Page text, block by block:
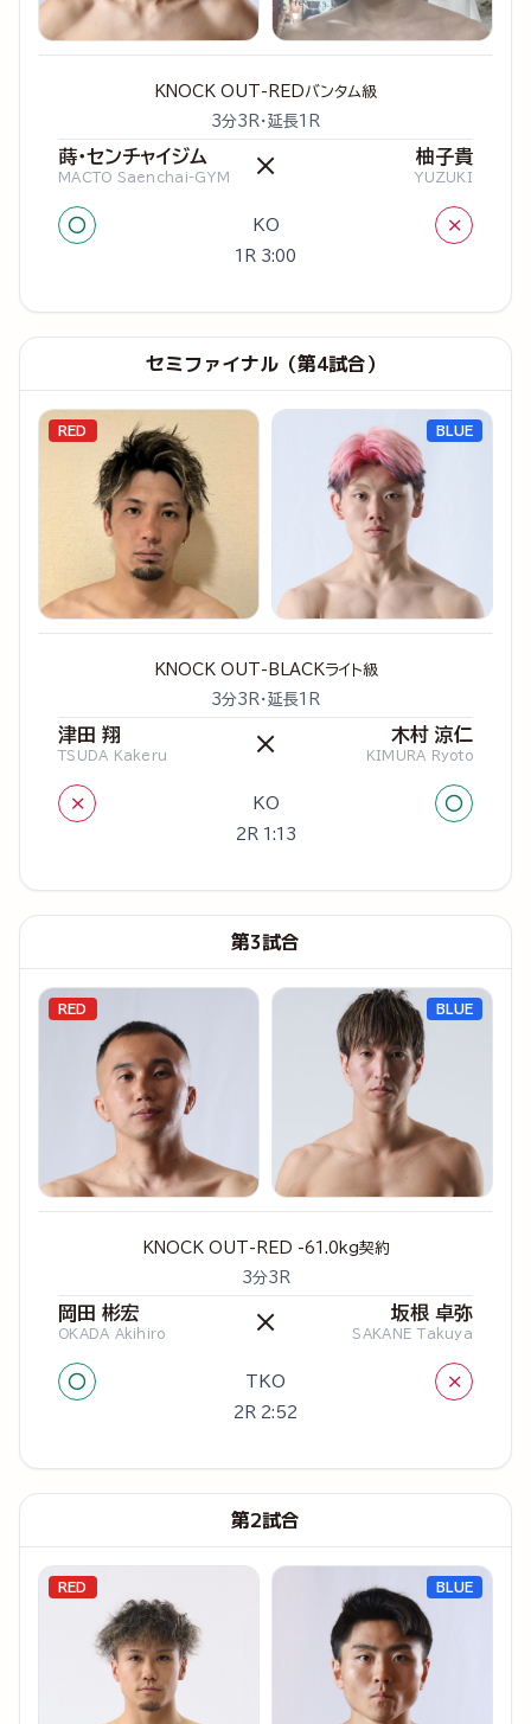
KNOCK OUT-REDバンタム級
3分3R・延長1R
蒔・センチャイジム
MACTO Saenchai-GYM × 柚子貴
YUZUKI
○ KO ×
1R 3:00
セミファイナル（第4試合）
RED
KNOCK OUT-BLACKライト級
3分3R・延長1R
津田 翔
TSUDA Kakeru × 木村 涼仁
KIMURA Ryoto
× KO ○
2R 1:13
BLUE
第3試合
RED
KNOCK OUT-RED -61.0kg契約
3分3R
岡田 彬宏
OKADA Akihiro × 坂根 卓弥
SAKANE Takuya
○ TKO ×
2R 2:52
BLUE
第2試合
RED BLUE